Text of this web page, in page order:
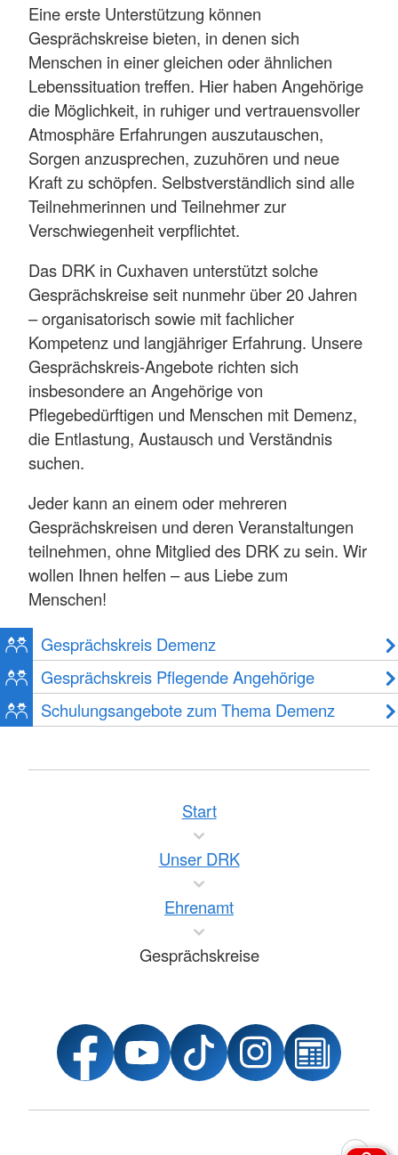
Eine erste Unterstützung können
Gesprächskreise bieten, in denen sich
Menschen in einer gleichen oder ähnlichen
Lebenssituation treffen. Hier haben Angehörige
die Möglichkeit, in ruhiger und vertrauensvoller
Atmosphäre Erfahrungen auszutauschen,
Sorgen anzusprechen, zuzuhören und neue
Kraft zu schöpfen. Selbstverständlich sind alle
Teilnehmerinnen und Teilnehmer zur
Verschwiegenheit verpflichtet.
Das DRK in Cuxhaven unterstützt solche
Gesprächskreise seit nunmehr über 20 Jahren
– organisatorisch sowie mit fachlicher
Kompetenz und langjähriger Erfahrung. Unsere
Gesprächskreis-Angebote richten sich
insbesondere an Angehörige von
Pflegebedürftigen und Menschen mit Demenz,
die Entlastung, Austausch und Verständnis
suchen.
Jeder kann an einem oder mehreren
Gesprächskreisen und deren Veranstaltungen
teilnehmen, ohne Mitglied des DRK zu sein. Wir
wollen Ihnen helfen – aus Liebe zum
Menschen!
Gesprächskreis Demenz
Gesprächskreis Pflegende Angehörige
Schulungsangebote zum Thema Demenz
Start
Unser DRK
Ehrenamt
Gesprächskreise